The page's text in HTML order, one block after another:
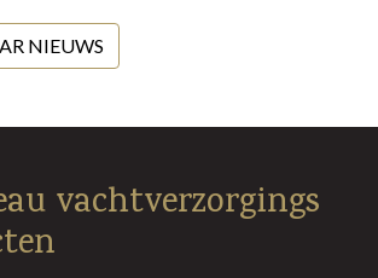
NIEUWS
vachtverzorgings